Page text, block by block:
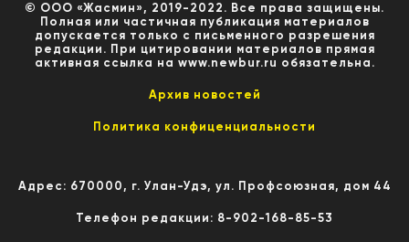
© ООО «Жасмин», 2019-2022. Все права защищены.
Полная или частичная публикация материалов
допускается только с письменного разрешения
редакции. При цитировании материалов прямая
активная ссылка на www.newbur.ru обязательна.
Архив новостей
Политика конфиценциальности
Адрес: 670000, г. Улан-Удэ, ул. Профсоюзная, дом 44
Телефон редакции: 8-902-168-85-53